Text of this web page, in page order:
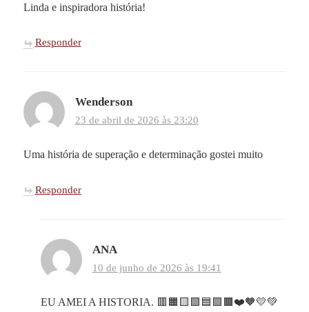
Linda e inspiradora história!
Responder
Wenderson
23 de abril de 2026 às 23:20
Uma história de superação e determinação gostei muito
Responder
ANA
10 de junho de 2026 às 19:41
EU AMEI A HISTORIA. 🟥🟧🟨🟩🟦🟪🟫❤️🧡💛💚